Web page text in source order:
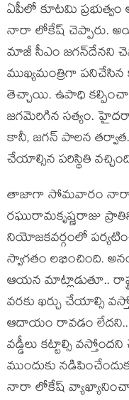
ఏపీలో కూట‌మి ప్ర‌భుత్వం
నారా లోకేష్ చెప్పారు.
మాజీ సీఎం జ‌గ‌న్‌దేన‌ని
ముఖ్య‌మంత్రిగా ప‌నిచేసిన
తెచ్చాయి. ఉపాధి
జ‌గ‌మెరిగిన స‌త్యం.
కానీ, జ‌గ‌న్ పాల‌న త‌ర్వాత‌..
చేయాల్సిన పరిస్థితి
తాజాగా సోమ‌వారం నారా
ర‌ఘురామ‌కృష్ణ‌రాజు
నియోజ‌క‌వ‌ర్గంలో
స్వాగ‌తం ల‌భించింది.
ఆయ‌న మాట్లాడుతూ..
వ‌ర‌కు ఖ‌ర్చు చేయాల్సి
ఆదాయం రావ‌డం లేద‌ని..
వ‌డ్డీలు క‌ట్టాల్సి
ముందుకు
నారా లోకేష్